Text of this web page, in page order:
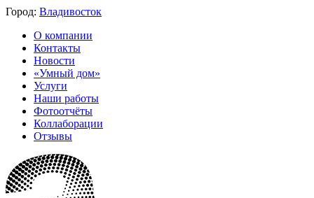
Город: Владивосток
О компании
Контакты
Новости
«Умный дом»
Услуги
Наши работы
Фотоотчёты
Коллаборации
Отзывы